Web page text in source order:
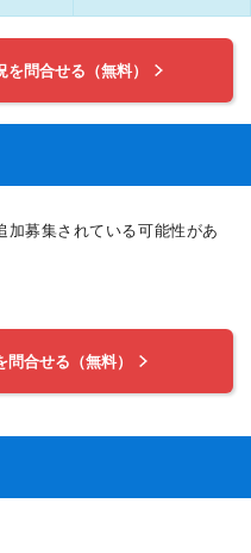
問合せる（無料）
募集されている可能性があ
合せる（無料）